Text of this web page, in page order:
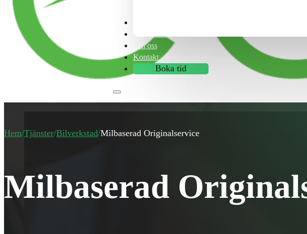
Om oss
Kontakt
Boka tid
Hem/Tjänster/Bilverkstad/Milbaserad Originalservice
Milbaserad